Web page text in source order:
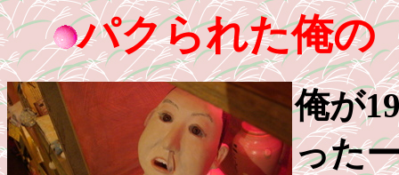
パクられた俺の
俺が
った